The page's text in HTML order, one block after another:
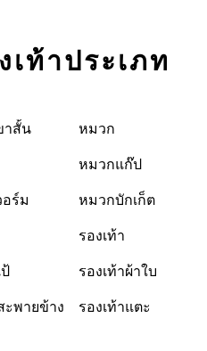
เท้าประเภท
าสั้น
อร์ม
ะพายข้าง
หมวก
หมวกแก๊ป
หมวกบักเก็ต
รองเท้า
รองเท้าผ้าใบ
รองเท้าแตะ